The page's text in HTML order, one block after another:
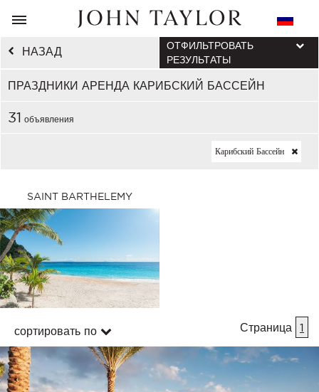
НАЗАД
ПРАЗДНИКИ АРЕНДА КАРИБСКИЙ БАССЕЙН
ОТФИЛЬТРОВАТЬ
РЕЗУЛЬТАТЫ
31 объявления
Карибский Бассейн
SAINT BARTHELEMY
сортировать по Страница 1